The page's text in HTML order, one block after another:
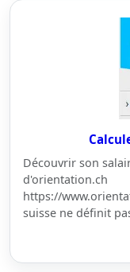
Découvrir son
d'orientation.ch
https://
suisse ne définit